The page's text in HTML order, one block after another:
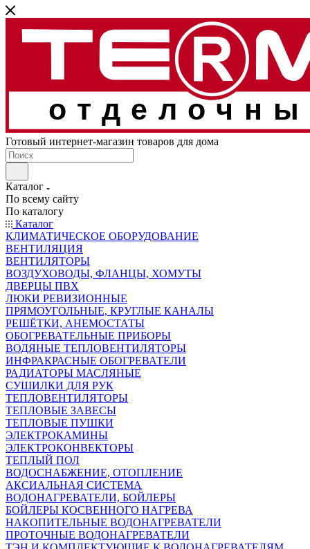
Готовый интернет-магазин товаров для дома
Каталог
По всему сайту
По каталогу
Каталог
КЛИМАТИЧЕСКОЕ ОБОРУДОВАНИЕ
ВЕНТИЛЯЦИЯ
ВЕНТИЛЯТОРЫ
ВОЗДУХОВОДЫ, ФЛАНЦЫ, ХОМУТЫ
ДВЕРЦЫ ПВХ
ЛЮКИ РЕВИЗИОННЫЕ
ПРЯМОУГОЛЬНЫЕ, КРУГЛЫЕ КАНАЛЫ
РЕШЁТКИ, АНЕМОСТАТЫ
ОБОГРЕВАТЕЛЬНЫЕ ПРИБОРЫ
ВОДЯНЫЕ ТЕПЛОВЕНТИЛЯТОРЫ
ИНФРАКРАСНЫЕ ОБОГРЕВАТЕЛИ
РАДИАТОРЫ МАСЛЯНЫЕ
СУШИЛКИ ДЛЯ РУК
ТЕПЛОВЕНТИЛЯТОРЫ
ТЕПЛОВЫЕ ЗАВЕСЫ
ТЕПЛОВЫЕ ПУШКИ
ЭЛЕКТРОКАМИНЫ
ЭЛЕКТРОКОНВЕКТОРЫ
ТЕПЛЫЙ ПОЛ
ВОДОСНАБЖЕНИЕ, ОТОПЛЕНИЕ
АКСИАЛЬНАЯ СИСТЕМА
ВОДОНАГРЕВАТЕЛИ, БОЙЛЕРЫ
БОЙЛЕРЫ КОСВЕННОГО НАГРЕВА
НАКОПИТЕЛЬНЫЕ ВОДОНАГРЕВАТЕЛИ
ПРОТОЧНЫЕ ВОДОНАГРЕВАТЕЛИ